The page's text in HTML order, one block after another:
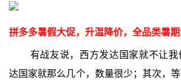
拼多多暑假大促，升温降价，全品类暑
有战友说，西方发达国家就不让
达国家就那么几个，数量很少；其次，